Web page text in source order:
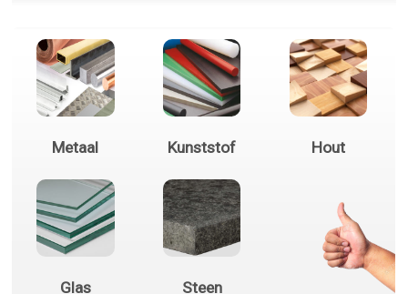
Metaal Kunststof Hout
Glas Steen